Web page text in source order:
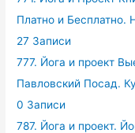
Платно и Бесплатно.
27 Записи
777. Йога и проект
Павловский Посад.
0 Записи
787. Йога и проект.